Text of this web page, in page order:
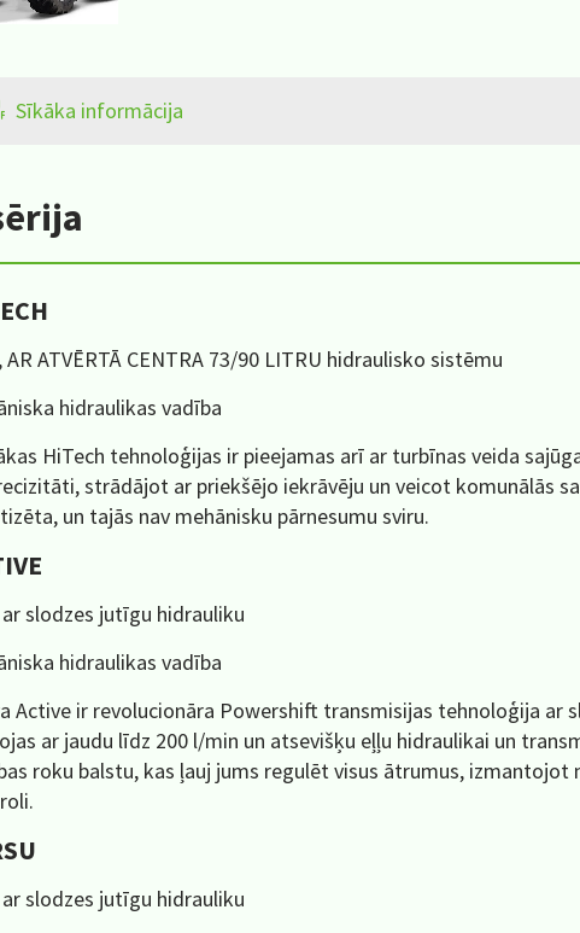
Sīkāka informācija
AR ATVĒRTĀ CENTRA 73/90 LITRU hidraulisko sistēmu
hidraulikas vadība
HiTech tehnoloģijas ir pieejamas arī ar turbīnas veida
strādājot ar priekšējo iekrāvēju un veicot komunālās
un tajās nav mehānisku pārnesumu sviru.
ar slodzes jutīgu hidrauliku
hidraulikas vadība
Active ir revolucionāra Powershift transmisijas tehnoloģija ar
ar jaudu līdz 200 l/min un atsevišķu eļļu hidraulikai un
roku balstu, kas ļauj jums regulēt visus ātrumus, izmantojot
ar slodzes jutīgu hidrauliku